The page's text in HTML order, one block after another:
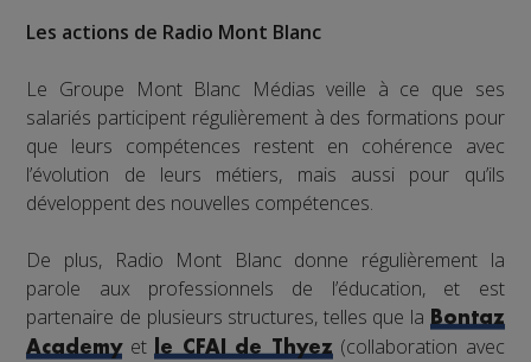
Les actions de Radio Mont Blanc
Le Groupe Mont Blanc Médias veille à ce que ses
salariés participent régulièrement à des formations pour
que leurs compétences restent en cohérence avec
l’évolution de leurs métiers, mais aussi pour qu’ils
développent des nouvelles compétences.
De plus, Radio Mont Blanc donne régulièrement la
parole aux professionnels de l’éducation, et est
partenaire de plusieurs structures, telles que la Bontaz
Academyetle CFAI de Thyez(collaboration avec